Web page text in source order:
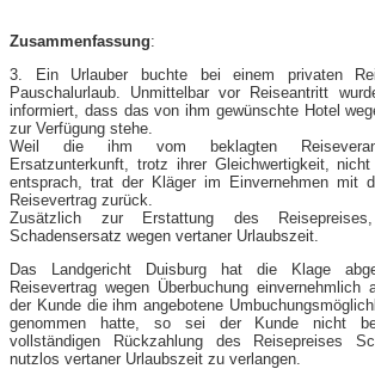
Zusammenfassung:
3. Ein Urlauber buchte bei einem privaten
Pauschalurlaub. Unmittelbar vor Reiseantritt
informiert, dass das von ihm gewünschte Hotel
zur Verfügung stehe.
Weil die ihm vom beklagten
Ersatzunterkunft, trotz ihrer Gleichwertigkeit,
entsprach, trat der Kläger im Einvernehmen mit
Reisevertrag zurück.
Zusätzlich zur Erstattung des
Schadensersatz wegen vertaner Urlaubszeit.
Das Landgericht Duisburg hat die Klage
Reisevertrag wegen Überbuchung einvernehmlich
der Kunde die ihm angebotene
genommen hatte, so sei der Kunde nicht
vollständigen Rückzahlung des Reisepreises
nutzlos vertaner Urlaubszeit zu verlangen.